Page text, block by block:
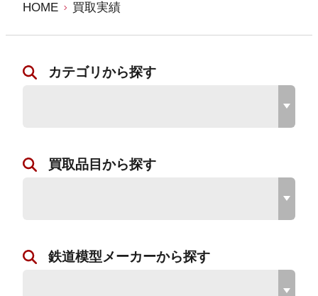
HOME 買取実績
カテゴリから探す
買取品目から探す
鉄道模型メーカーから探す